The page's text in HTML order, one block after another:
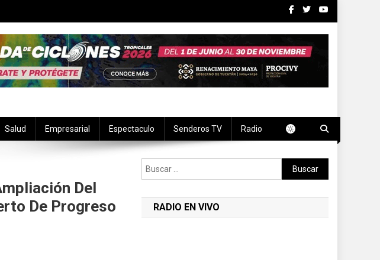
Salud Empresarial Espectaculo Senderos TV Radio
Del
De Progreso
Buscar:
RADIO EN VIVO